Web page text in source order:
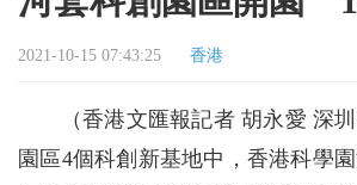
2021-10-15 07:43:25 香港
（香港文匯報記者 胡永愛 深
園區4個科創新基地中，香港科學